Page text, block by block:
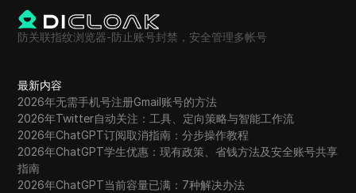
防关联指纹浏览器-防止账号封禁，安全管理多帐号
最新内容
2026年无需手机号注册Gmail账号的方法
2026年Twitter自动关注：工具、定向策略与智能工作流
2026年ChatGPT订阅取消指南：分步操作教程
2026年ChatGPT学生优惠：现有政策、省钱方法及安全账号共享
指南
2026年ChatGPT当前容量已满：7种解决办法